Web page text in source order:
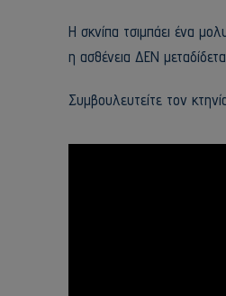
Η σκνίπα τσιμπάει ένα
η ασθένεια ΔΕΝ
Συμβουλευτείτε τον